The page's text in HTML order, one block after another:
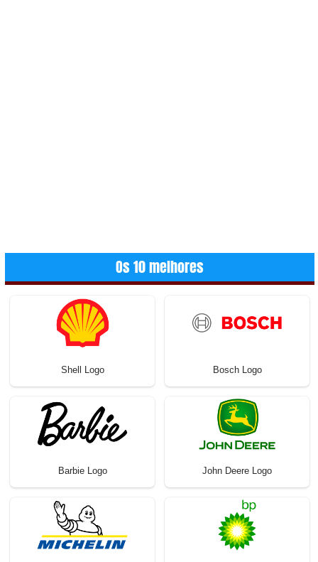
Os 10 melhores
Shell Logo Bosch Logo
Barbie Logo John Deere Logo